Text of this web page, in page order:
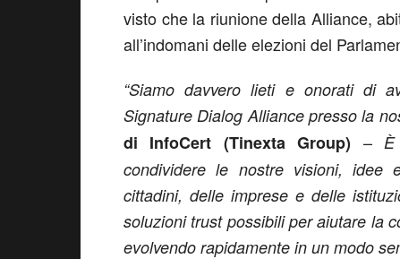
visto che la riunione della Alliance,
all’indomani delle elezioni del
“Siamo davvero lieti e onorati di
Signature Dialog Alliance presso la
di InfoCert (Tinexta Group) –
condividere le nostre visioni, idee
cittadini, delle imprese e delle
soluzioni trust possibili per aiutare la
evolvendo rapidamente in un modo